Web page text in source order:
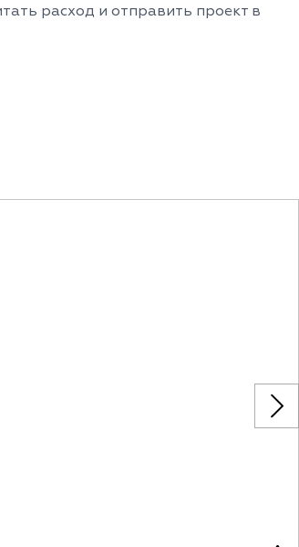
расход и отправить проект в